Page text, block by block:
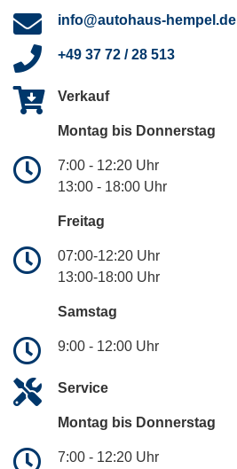
info@autohaus-hempel.de
+49 37 72 / 28 513
Verkauf
Montag bis Donnerstag
7:00 - 12:20 Uhr
13:00 - 18:00 Uhr
Freitag
07:00-12:20 Uhr
13:00-18:00 Uhr
Samstag
9:00 - 12:00 Uhr
Service
Montag bis Donnerstag
7:00 - 12:20 Uhr